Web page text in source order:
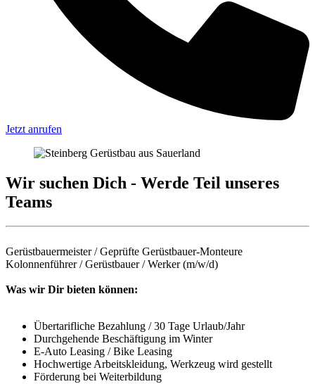
Jetzt anrufen
Wir suchen Dich - Werde Teil unseres
Teams
Gerüstbauermeister / Geprüfte Gerüstbauer-Monteure
Kolonnenführer / Gerüstbauer / Werker (m/w/d)
Was wir Dir bieten können:
Übertarifliche Bezahlung / 30 Tage Urlaub/Jahr
Durchgehende Beschäftigung im Winter
E-Auto Leasing / Bike Leasing
Hochwertige Arbeitskleidung, Werkzeug wird gestellt
Förderung bei Weiterbildung